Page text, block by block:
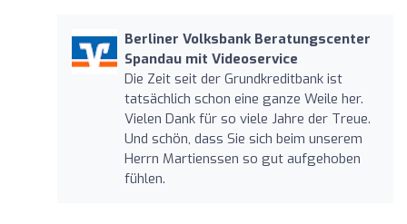
Berliner Volksbank Beratungscenter
Spandau mit Videoservice
Die Zeit seit der Grundkreditbank ist
tatsächlich schon eine ganze Weile her.
Vielen Dank für so viele Jahre der Treue.
Und schön, dass Sie sich beim unserem
Herrn Martienssen so gut aufgehoben
fühlen.